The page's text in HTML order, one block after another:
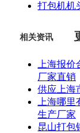
打包机机
相关资讯
上海报
厂家直销
供应上海
上海哪
生产厂家
昆山打包